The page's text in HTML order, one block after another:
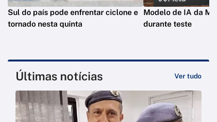
Sul do país pode enfrentar ciclone e
tornado nesta quinta
Modelo de IA da
durante teste
Últimas notícias Ver tudo